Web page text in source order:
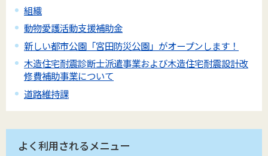
組織
動物愛護活動支援補助金
新しい都市公園「宮田防災公園」がオープンします！
木造住宅耐震診断士派遣事業および木造住宅耐震設計改
修費補助事業について
道路維持課
よく利用されるメニュー